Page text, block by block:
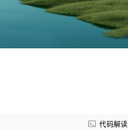
代码解读